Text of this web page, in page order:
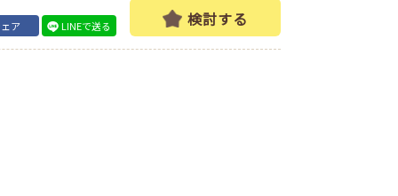
ア LINEで送る 検討する